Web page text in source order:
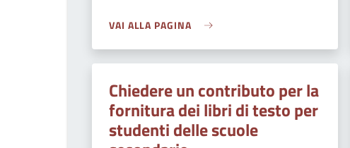
VAI ALLA PAGINA
Chiedere un contributo per la
fornitura dei libri di testo per
studenti delle scuole